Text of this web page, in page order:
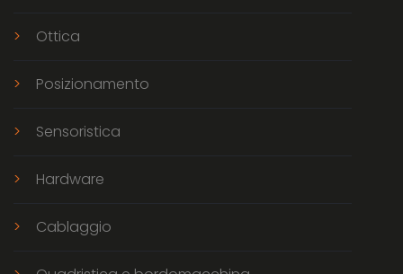
Ottica
Posizionamento
Sensoristica
Hardware
Cablaggio